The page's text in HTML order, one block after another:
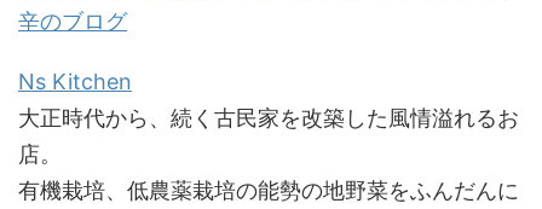
辛のブログ
Ns Kitchen
大正時代から、続く古民家を改築した風情溢れるお
店。
有機栽培、低農薬栽培の能勢の地野菜をふんだんに